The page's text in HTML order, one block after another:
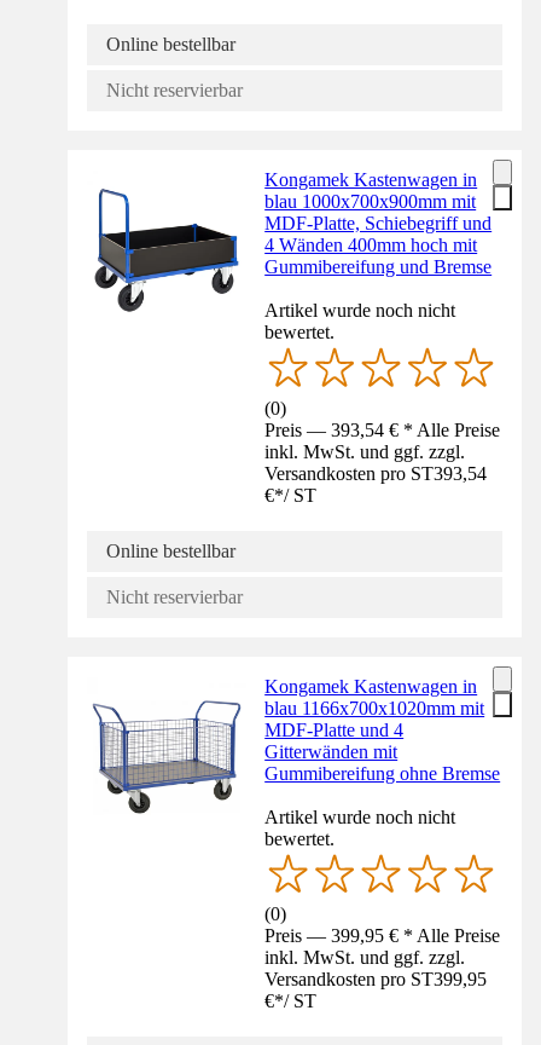
Online bestellbar
Nicht reservierbar
Kongamek Kastenwagen in
blau 1000x700x900mm mit
MDF-Platte, Schiebegriff und
4 Wänden 400mm hoch mit
Gummibereifung und Bremse
Artikel wurde noch nicht
bewertet.
(0)
Preis — 393,54 € * Alle Preise
inkl. MwSt. und ggf. zzgl.
Versandkosten pro ST393,54
€*/ ST
Online bestellbar
Nicht reservierbar
Kongamek Kastenwagen in
blau 1166x700x1020mm mit
MDF-Platte und 4
Gitterwänden mit
Gummibereifung ohne Bremse
Artikel wurde noch nicht
bewertet.
(0)
Preis — 399,95 € * Alle Preise
inkl. MwSt. und ggf. zzgl.
Versandkosten pro ST399,95
€*/ ST